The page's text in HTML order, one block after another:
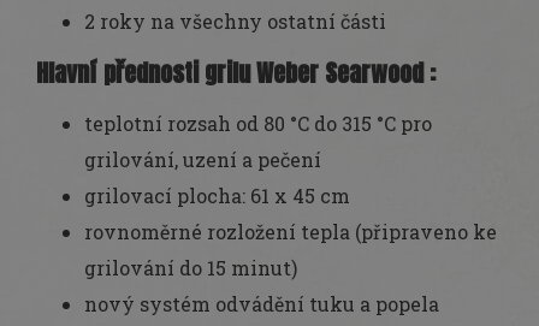
2 roky na všechny ostatní části
Hlavní přednosti grilu Weber Searwood :
teplotní rozsah od 80 °C do 315 °C pro
grilování, uzení a pečení
grilovací plocha: 61 x 45 cm
rovnoměrné rozložení tepla (připraveno ke
grilování do 15 minut)
nový systém odvádění tuku a popela